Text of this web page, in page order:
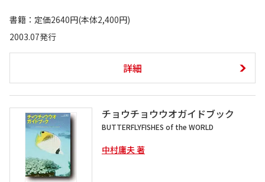
書籍：定価2640円(本体2,400円)
2003.07発行
詳細
チョウチョウウオガイドブック
BUTTERFLYFISHES of the WORLD
中村庸夫 著